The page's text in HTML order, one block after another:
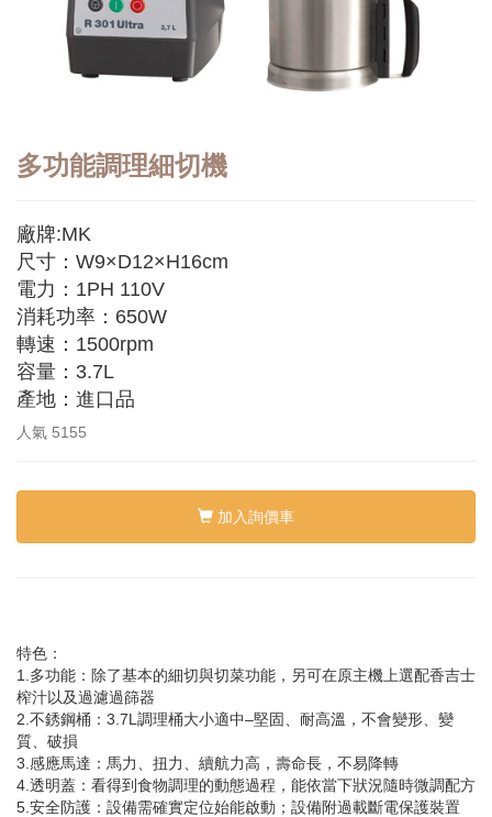
多功能調理細切機
廠牌:MK
尺寸：W9×D12×H16cm
電力：1PH 110V
消耗功率：650W
轉速：1500rpm
容量：3.7L
產地：進口品
人氣 5155
加入詢價車
特色：
1.多功能：除了基本的細切與切菜功能，另可在原主機上選配香吉士
榨汁以及過濾過篩器
2.不銹鋼桶：3.7L調理桶大小適中–堅固、耐高溫，不會變形、變
質、破損
3.感應馬達：馬力、扭力、續航力高，壽命長，不易降轉
4.透明蓋：看得到食物調理的動態過程，能依當下狀況隨時微調配方
5.安全防護：設備需確實定位始能啟動；設備附過載斷電保護裝置